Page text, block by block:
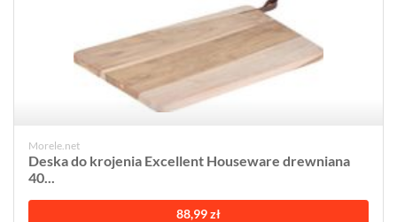
Morele.net
Deska do krojenia Excellent Houseware drewniana
40...
88,99 zł